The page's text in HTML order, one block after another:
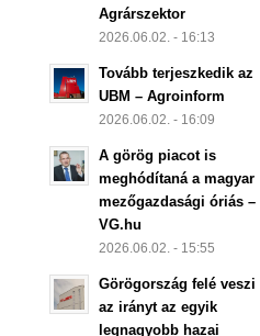
Agrárszektor
2026.06.02. - 16:13
Tovább terjeszkedik az
UBM – Agroinform
2026.06.02. - 16:09
A görög piacot is
meghódítaná a magyar
mezőgazdasági óriás –
VG.hu
2026.06.02. - 15:55
Görögország felé veszi
az irányt az egyik
legnagyobb hazai